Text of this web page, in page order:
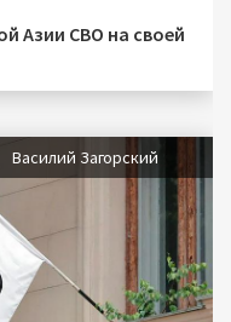
Азии СВО на своей
Василий Загорский